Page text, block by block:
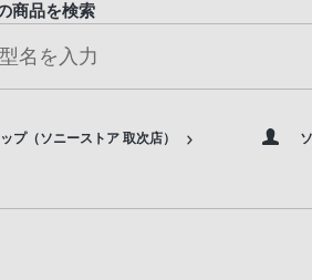
商品を検索
プ（ソニーストア 取次店）